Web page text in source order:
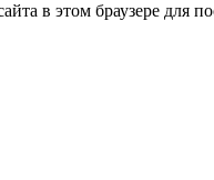
в этом браузере для